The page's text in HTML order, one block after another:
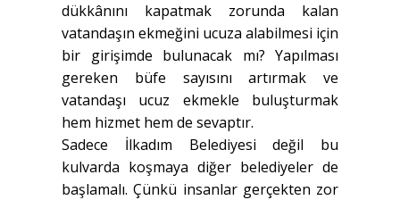
dükkânını kapatmak zorunda kalan
vatandaşın ekmeğini ucuza alabilmesi için
bir girişimde bulunacak mı? Yapılması
gereken büfe sayısını artırmak ve
vatandaşı ucuz ekmekle buluşturmak
hem hizmet hem de sevaptır.
Sadece İlkadım Belediyesi değil bu
kulvarda koşmaya diğer belediyeler de
başlamalı. Çünkü insanlar gerçekten zor